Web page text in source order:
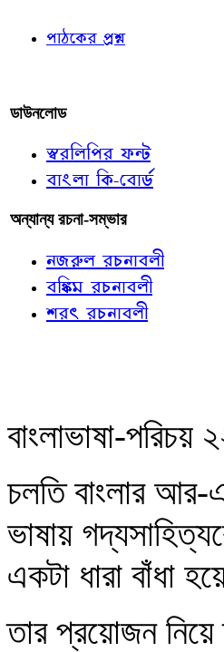
পাঠকের প্রশ্ন
ডাউনলোড
স্বরলিপির ফন্ট
বাংলা কি-বোর্ড
অন্যান্য রচনা-সম্ভার
নজরুল রচনাবলী
বঙ্কিম রচনাবলী
শরৎ রচনাবলী
বাংলাভাষা-পরিচয়
চলতি বাংলার আর-
ভাষায়
একটা ধারা বাঁধা
তার প্রয়োজন